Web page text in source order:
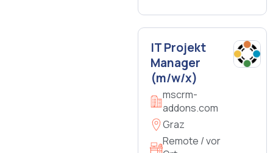
IT Projekt
Manager
(m/w/x)
mscrm-
addons.com
Graz
Remote / vor